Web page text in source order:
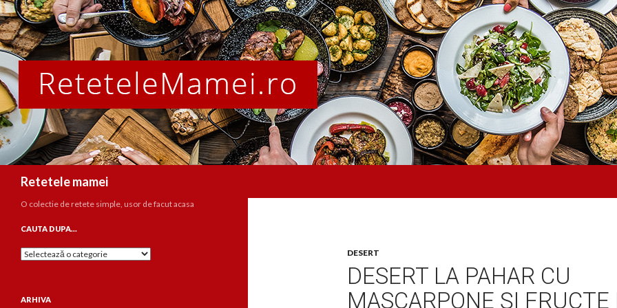
Retetele mamei
DESERT
DESERT LA PAHAR CU
MASCARPONE ȘI FRUCTE
O colectie de retete simple, usor de facut acasa
CAUTA DUPA…
Cauta
ARHIVA